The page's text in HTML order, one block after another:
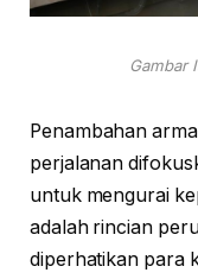
Gambar
Penambahan
perjalanan
untuk mengurai
adalah rincian
diperhatikan para